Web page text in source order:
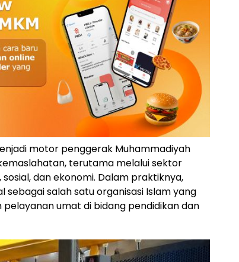
motor penggerak Muhammadiyah
terutama melalui sektor
dan ekonomi. Dalam praktiknya,
sebagai salah satu organisasi Islam yang
umat di bidang pendidikan dan